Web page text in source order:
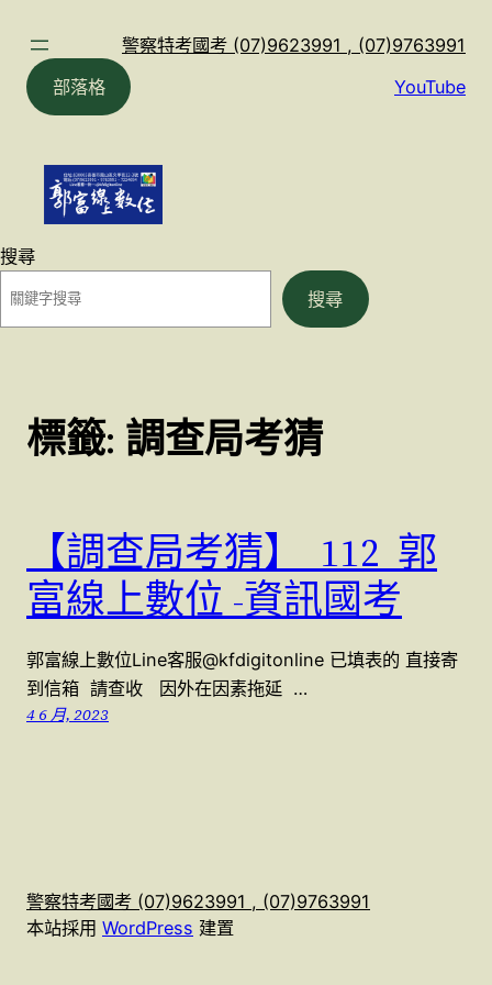
警察特考國考 (07)9623991 , (07)9763991
部落格
YouTube
搜尋
搜尋
標籤: 調查局考猜
【調查局考猜】 112 郭
富線上數位 -資訊國考
郭富線上數位Line客服@kfdigitonline 已填表的 直接寄
到信箱 請查收 因外在因素拖延 …
4 6 月, 2023
警察特考國考 (07)9623991 , (07)9763991
本站採用 WordPress 建置